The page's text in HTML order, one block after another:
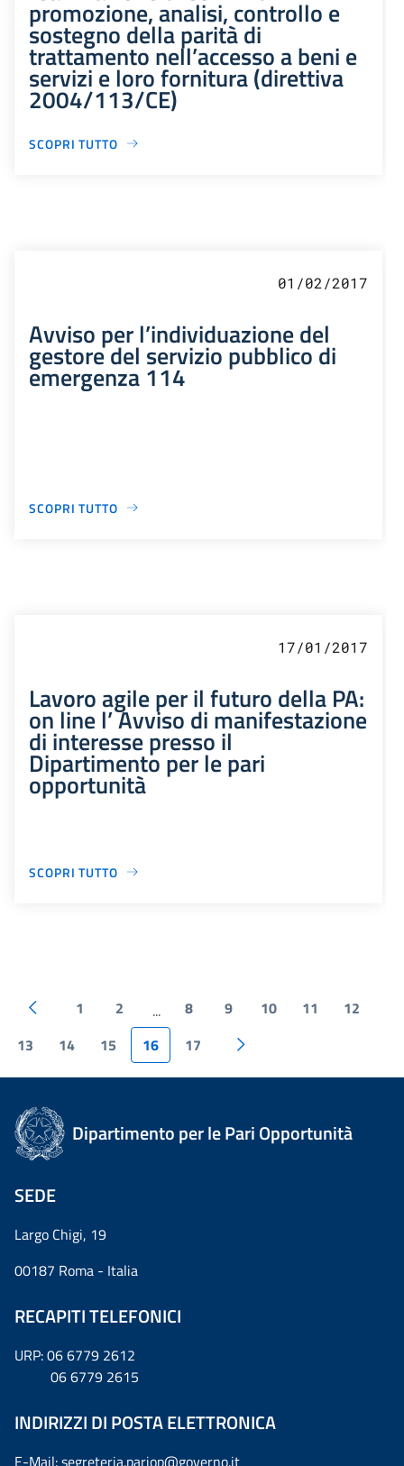
promozione, analisi, controllo e
sostegno della parità di
trattamento nell’accesso a beni e
servizi e loro fornitura (direttiva
2004/113/CE)
SCOPRI TUTTO
01/02/2017
Avviso per l’individuazione del
gestore del servizio pubblico di
emergenza 114
SCOPRI TUTTO
17/01/2017
Lavoro agile per il futuro della PA:
on line l’ Avviso di manifestazione
di interesse presso il
Dipartimento per le pari
opportunità
SCOPRI TUTTO
1 2 ... 8 9 10 11
12
13
14 15 16 17
Dipartimento per le Pari Opportunità
SEDE
Largo Chigi, 19
00187 Roma - Italia
RECAPITI TELEFONICI
URP: 06 6779 2612
06 6779 2615
INDIRIZZI DI POSTA ELETTRONICA
E-Mail: segreteria.pariop@governo.it